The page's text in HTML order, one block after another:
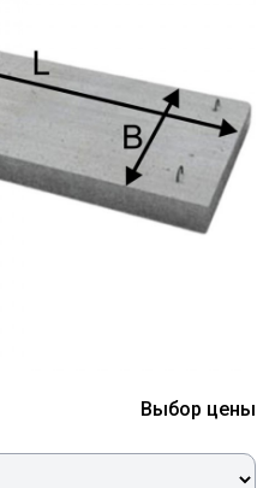
Выбор цены